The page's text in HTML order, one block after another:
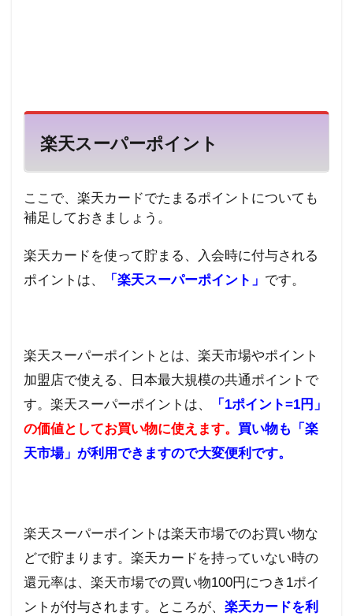
楽天スーパーポイント
ここで、楽天カードでたまるポイントについても
補足しておきましょう。
楽天カードを使って貯まる、入会時に付与される
ポイントは、
「楽天スーパーポイント」 です。
楽天スーパーポイントとは、楽天市場やポイント
加盟店で使える、日本最大規模の共通ポイントで
す。楽天スーパーポイントは、
「1ポイント=1円」
の価値としてお買い物に使えます。 買い物も「楽
天市場」が利用できますので大変便利です。
楽天スーパーポイントは楽天市場でのお買い物な
どで貯まります。楽天カードを持っていない時の
還元率は、楽天市場での買い物100円につき1ポイ
ントが付与されます。
ところが、 楽天カードを利